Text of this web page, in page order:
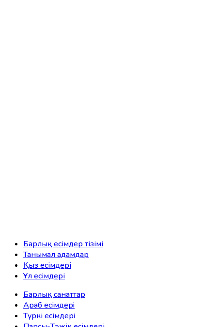
Барлық есімдер тізімі
Танымал адамдар
Қыз есімдері
Ұл есімдері
Барлық санаттар
Араб есімдерi
Түркі есімдерi